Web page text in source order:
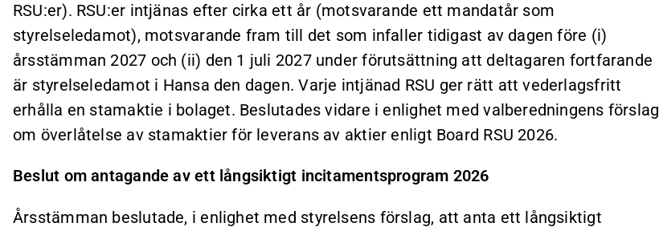
RSU:er). RSU:er intjänas efter cirka ett år (motsvarande ett mandatår som
styrelseledamot), motsvarande fram till det som infaller tidigast av dagen före (i)
årsstämman 2027 och (ii) den 1 juli 2027 under förutsättning att deltagaren fortfarande
är styrelseledamot i Hansa den dagen. Varje intjänad RSU ger rätt att vederlagsfritt
erhålla en stamaktie i bolaget. Beslutades vidare i enlighet med valberedningens förslag
om överlåtelse av stamaktier för leverans av aktier enligt Board RSU 2026.
Beslut om antagande av ett långsiktigt incitamentsprogram 2026
Årsstämman beslutade, i enlighet med styrelsens förslag, att anta ett långsiktigt